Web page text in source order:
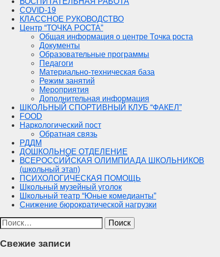
COVID-19
КЛАССНОЕ РУКОВОДСТВО
Центр “ТОЧКА РОСТА”
Общая информация о центре Точка роста
Документы
Образовательные программы
Педагоги
Материально-техническая база
Режим занятий
Мероприятия
Дополнительная информация
ШКОЛЬНЫЙ СПОРТИВНЫЙ КЛУБ “ФАКЕЛ”
FOOD
Наркологический пост
Обратная связь
РДДМ
ДОШКОЛЬНОЕ ОТДЕЛЕНИЕ
ВСЕРОССИЙСКАЯ ОЛИМПИАДА ШКОЛЬНИКОВ
(школьный этап)
ПСИХОЛОГИЧЕСКАЯ ПОМОЩЬ
Школьный музейный уголок
Школьный театр “Юные комедианты”
Снижение бюрократической нагрузки
Найти:
Свежие записи